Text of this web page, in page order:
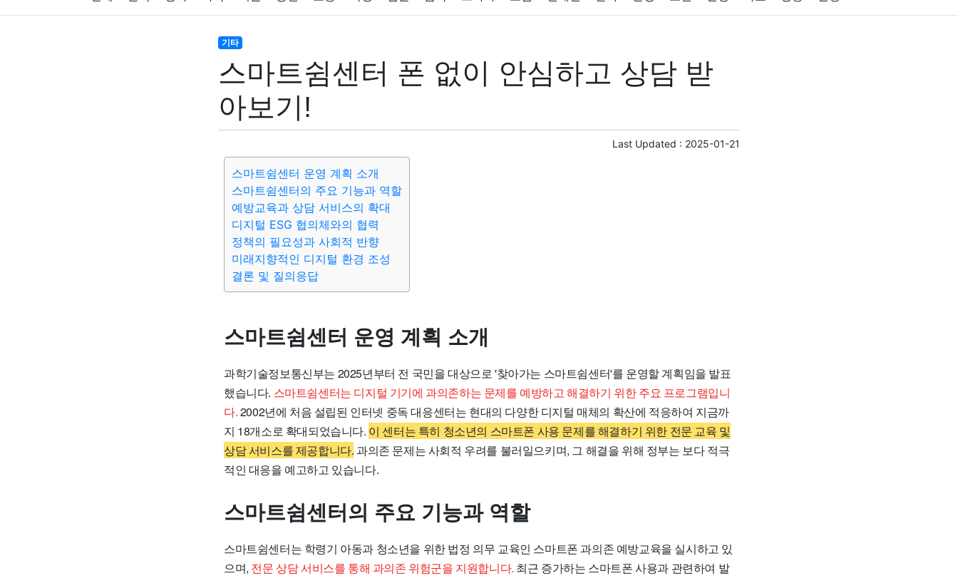
블록체인
여행 맛집 IT 컴퓨터 기술 종교 사회 정치 건강 의료 의학 경제 마케팅 부동산
기타
스마트쉼센터 폰 없이 안심하고 상담 받
아보기!
Last Updated : 2025-01-21
스마트쉼센터 운영 계획 소개
스마트쉼센터의 주요 기능과 역할
예방교육과 상담 서비스의 확대
디지털 ESG 협의체와의 협력
정책의 필요성과 사회적 반향
미래지향적인 디지털 환경 조성
결론 및 질의응답
스마트쉼센터 운영 계획 소개
과학기술정보통신부는 2025년부터 전 국민을 대상으로 '찾아가는 스마트쉼센터'를 운영할 계획임을 발표
했습니다. 스마트쉼센터는 디지털 기기에 과의존하는 문제를 예방하고 해결하기 위한 주요 프로그램입니
다.2002년에 처음 설립된 인터넷 중독 대응센터는 현대의 다양한 디지털 매체의 확산에 적응하여 지금까
지 18개소로 확대되었습니다. 이 센터는 특히 청소년의 스마트폰 사용 문제를 해결하기 위한 전문 교육 및
상담 서비스를 제공합니다. 과의존 문제는 사회적 우려를 불러일으키며, 그 해결을 위해 정부는 보다 적극
적인 대응을 예고하고 있습니다.
스마트쉼센터의 주요 기능과 역할
스마트쉼센터는 학령기 아동과 청소년을 위한 법정 의무 교육인 스마트폰 과의존 예방교육을 실시하고 있
으며, 전문 상담 서비스를 통해 과의존 위험군을 지원합니다. 최근 증가하는 스마트폰 사용과 관련하여 발